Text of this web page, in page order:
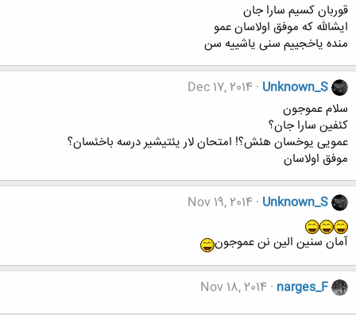
قوربان کسیم سارا جان
ایشالله که موفق اولاسان عمو
منده یاخجییم سنی یاشییه سن
Unknown_S
Dec 17, 2014
سلام عموجون
کئفین سارا جان؟
عمویی یوخسان هئش؟! امتحان لار یئتیشیر درسه باخئسان؟
موفق اولاسان
Unknown_S
Nov 19, 2014
آمان سنین الین نن عموجون
narges_F
Nov 18, 2014